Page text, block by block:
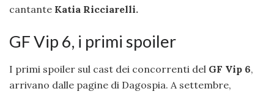
cantante Katia Ricciarelli.
GF Vip 6, i primi spoiler
I primi spoiler sul cast dei concorrenti del GF Vip 6,
arrivano dalle pagine di Dagospia. A settembre,